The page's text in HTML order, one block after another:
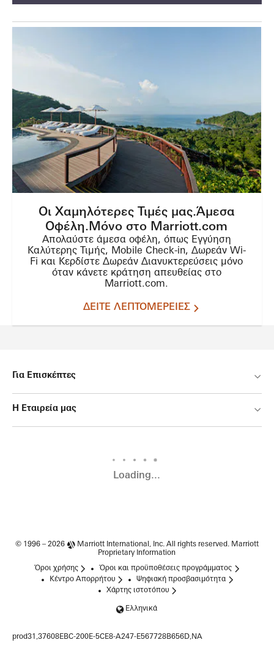
Οι Χαμηλότερες Τιμές μας.Άμεσα
Οφέλη.Μόνο στο Marriott.com
Απολαύστε άμεσα οφέλη, όπως Εγγύηση
Καλύτερης Τιμής, Mobile Check-in, Δωρεάν Wi-
Fi και Κερδίστε Δωρεάν Διανυκτερεύσεις μόνο
όταν κάνετε κράτηση απευθείας στο
Marriott.com.
ΔΕΙΤΕ ΛΕΠΤΟΜΕΡΕΙΕΣ
Για Επισκέπτες
Η Εταιρεία μας
Loading...
© 1996 – 2026 Marriott International, Inc. All rights reserved. Marriott
Proprietary Information
Όροι χρήσης
Όροι και προϋποθέσεις προγράμματος
Κέντρο Απορρήτου
Ψηφιακή προσβασιμότητα
Χάρτης ιστοτόπου
Ελληνικά
prod31,37608EBC-200E-5CE8-A247-E567728B656D,NA